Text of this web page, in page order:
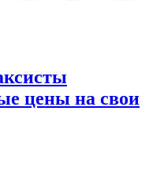
цены на свои